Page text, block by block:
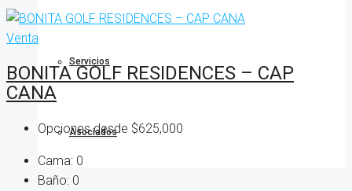
Servicios
Asociados
Venta
BONITA GOLF RESIDENCES – CAP
CANA
Opciones desde $625,000
Cama: 0
Baño: 0